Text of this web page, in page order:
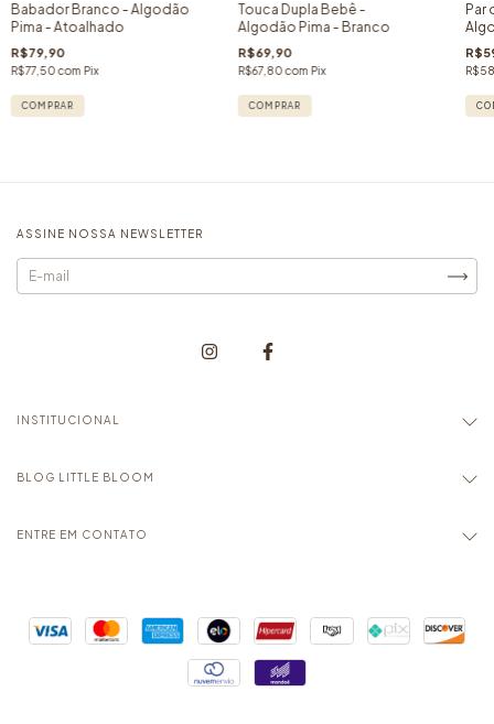
Babador Branco - Algodão
Pima - Atoalhado
R$79,90
R$77,50com Pix
COMPRAR
Touca Dupla Bebê -
Algodão Pima - Branco
R$69,90
R$67,80com Pix
Par
ASSINE NOSSA NEWSLETTER
INSTITUCIONAL
BLOG LITTLE BLOOM
ENTRE EM CONTATO